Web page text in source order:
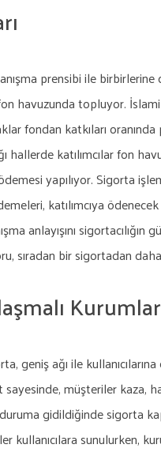
prensibi ile birbirlerine
havuzunda topluyor.
fondan katkıları
hallerde katılımcılar fon
yapılıyor. Sigorta
katılımcıya
anlayışını
sıradan bir sigortadan
Kurumlar
geniş ağı ile
müşteriler kaza,
gidildiğinde sigorta
kullanıcılara sunulurken,